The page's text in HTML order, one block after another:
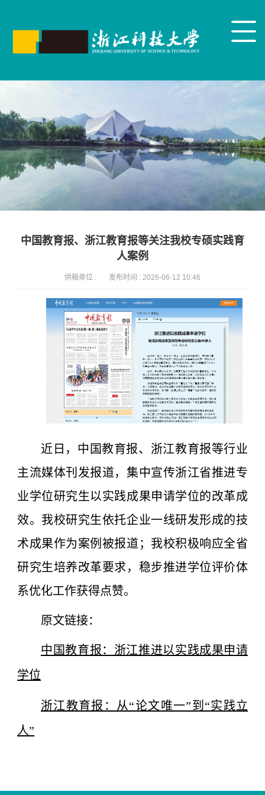
中国教育报、浙江教育报等关注我校专硕实践育
人案例
供稿单位 : 发布时间 : 2026-06-12 10:46
近日，中国教育报、浙江教育报等行业
主流媒体刊发报道，集中宣传浙江省推进专
业学位研究生以实践成果申请学位的改革成
效。我校研究生依托企业一线研发形成的技
术成果作为案例被报道；我校积极响应全省
研究生培养改革要求，稳步推进学位评价体
系优化工作获得点赞。
原文链接：
中国教育报：浙江推进以实践成果申请
学位
浙江教育报：从“论文唯一”到“实践立
人”